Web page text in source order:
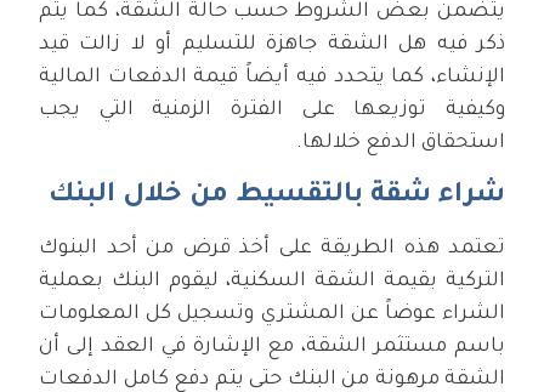
يتضمن بعض الشروط حسب حالة الشقة، كما يتم
ذكر فيه هل الشقة جاهزة للتسليم أو لا زالت قيد
الإنشاء، كما يتحدد فيه أيضاً قيمة الدفعات المالية
وكيفية توزيعها على الفترة الزمنية التي يجب
استحقاق الدفع خلالها.
شراء شقة بالتقسيط من خلال البنك
تعتمد هذه الطريقة على أخذ قرض من أحد البنوك
التركية بقيمة الشقة السكنية، ليقوم البنك بعملية
الشراء عوضاً عن المشتري وتسجيل كل المعلومات
باسم مستثمر الشقة، مع الإشارة في العقد إلى أن
الشقة مرهونة من البنك حتى يتم دفع كامل الدفعات